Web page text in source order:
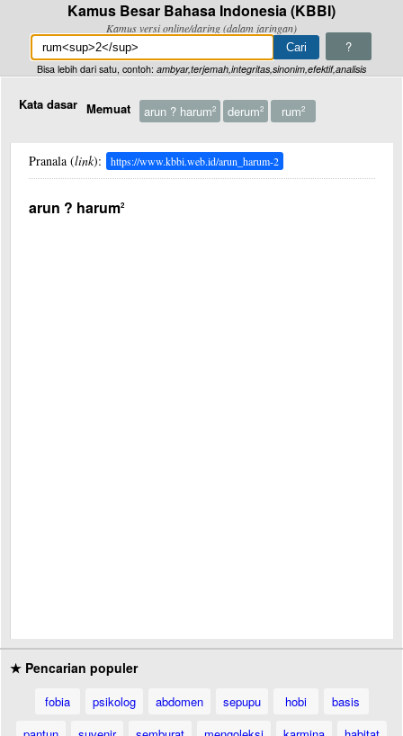
Kamus Besar Bahasa Indonesia (KBBI)
Kamus versi online/daring (dalam jaringan)
?
Bisa lebih dari satu, contoh: ambyar,terjemah,integritas,sinonim,efektif,analisis
Kata dasar Memuat arun ? harum2 derum2 rum2
Pranala (link): https://www.kbbi.web.id/arun_harum-2
arun ? harum2
★ Pencarian populer
fobia psikolog abdomen sepupu hobi
basis